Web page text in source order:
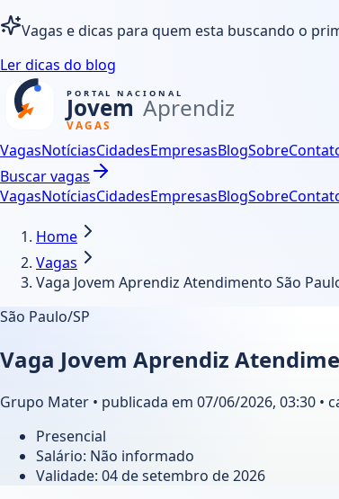
Vagas e dicas para quem esta buscando o
Ler dicas do blog
VagasNotíciasCidadesEmpresasBlogSobre
Buscar vagas
VagasNotíciasCidadesEmpresasBlogSobre
Home
Vagas
Vaga Jovem Aprendiz Atendimento São
São Paulo/SP
Vaga Jovem Aprendiz
Grupo Mater • publicada em 07/06/2026, 03:30
Presencial
Salário: Não informado
Validade: 04 de setembro de 2026